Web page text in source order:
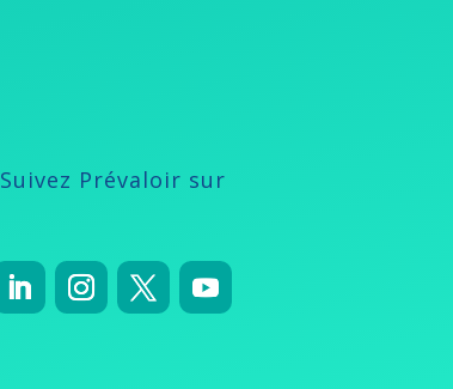
Suivez Prévaloir sur